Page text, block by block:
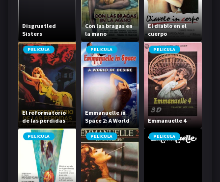
Disgruntled
Sisters
Con las bragas en
la mano
El diablo en el
cuerpo
PELICULA
El reformatorio
de las perdidas
PELICULA
Emmanuelle in
Space 2: A World
of Desire
PELICULA
Emmanuelle 4
PELICULA PELICULA PELICULA